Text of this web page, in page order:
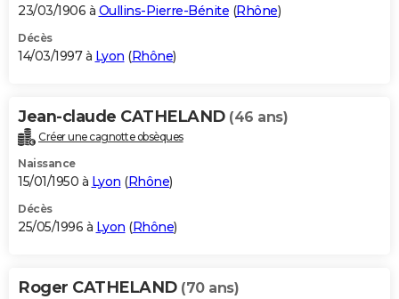
23/03/1906 à Oullins-Pierre-Bénite (Rhône)
Décès
14/03/1997 à Lyon (Rhône)
Jean-claude CATHELAND (46 ans)
Créer une cagnotte obsèques
Naissance
15/01/1950 à Lyon (Rhône)
Décès
25/05/1996 à Lyon (Rhône)
Roger CATHELAND (70 ans)